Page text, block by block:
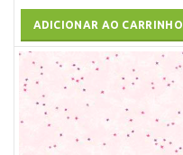
ADICIONAR AO CARRINHO